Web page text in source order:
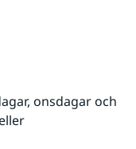
onsdagar och